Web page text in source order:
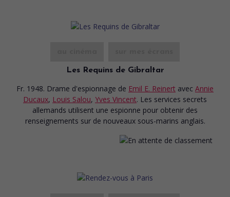
Les Requins de Gibraltar
Fr. 1948. Drame d'espionnage de Emil E. Reinert avec Annie
Ducaux, Louis Salou, Yves Vincent. Les services secrets
allemands utilisent une espionne pour obtenir des
renseignements sur de nouveaux sous-marins anglais.